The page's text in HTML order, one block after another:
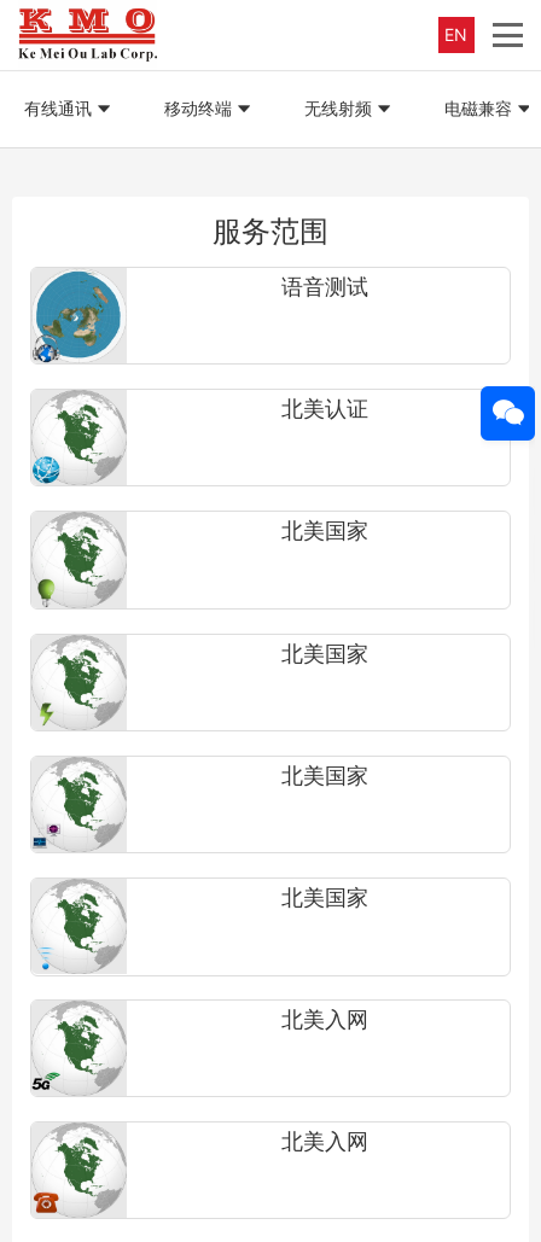
EN
有线通讯 移动终端 无线射频 电磁兼容
服务范围
语音测试
北美认证
北美国家
北美国家
北美国家
北美国家
北美入网
北美入网